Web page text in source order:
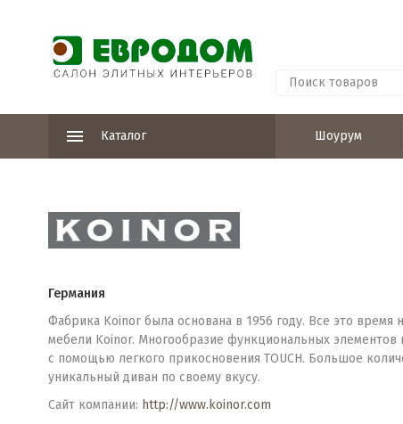
Каталог Шоурум
Германия
Фабрика Koinor была основана в 1956 году. Все это
мебели Koinor. Многообразие функциональных элементов
с помощью легкого прикосновения TOUCH. Большое
уникальный диван по своему вкусу.
Сайт компании: http://www.koinor.com